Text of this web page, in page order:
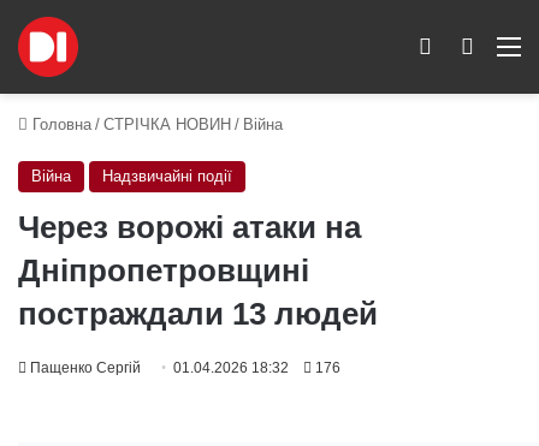
Пошук
Switch skin
Головна / СТРІЧКА НОВИН / Війна
Війна Надзвичайні події
Через ворожі атаки на
Дніпропетровщині
постраждали 13 людей
Пащенко Сергій 01.04.2026 18:32 176